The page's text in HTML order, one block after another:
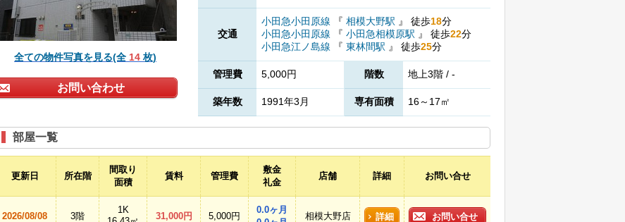
全ての物件写真を見る(全 14 枚)
お問い合わせ
交通
小田急小田原線 『 相模大野駅 』 徒歩18分
小田急小田原線
『 小田急相模原駅 』 徒歩22分
小田急江ノ島線
『 東林間駅 』 徒歩25分
管理費 5,000円 階数 地上3階 / -
築年数 1991年3月 専有面積 16～17㎡
部屋一覧
更新日 所在階
間取り
面積
賃料 管理費
敷金
礼金
店舗 詳細 お問い合せ
2026/08/08 3階
1K
31,000円 5,000円
0.0ヶ月
相模大野店 詳細 お問い合せ